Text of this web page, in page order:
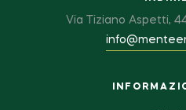
Via Tiziano Aspetti,